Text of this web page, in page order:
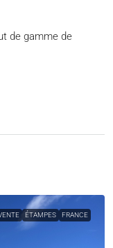
de gamme de
ÉTAMPES FRANCE